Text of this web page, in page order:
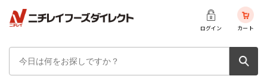
ログイン カート